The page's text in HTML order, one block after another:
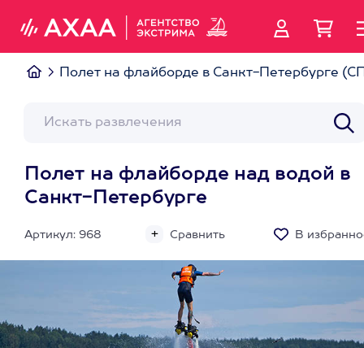
Полет на флайборде в Санкт-Петербурге
Полет на флайборде над водой в
Санкт-Петербурге
Артикул: 968 Сравнить В